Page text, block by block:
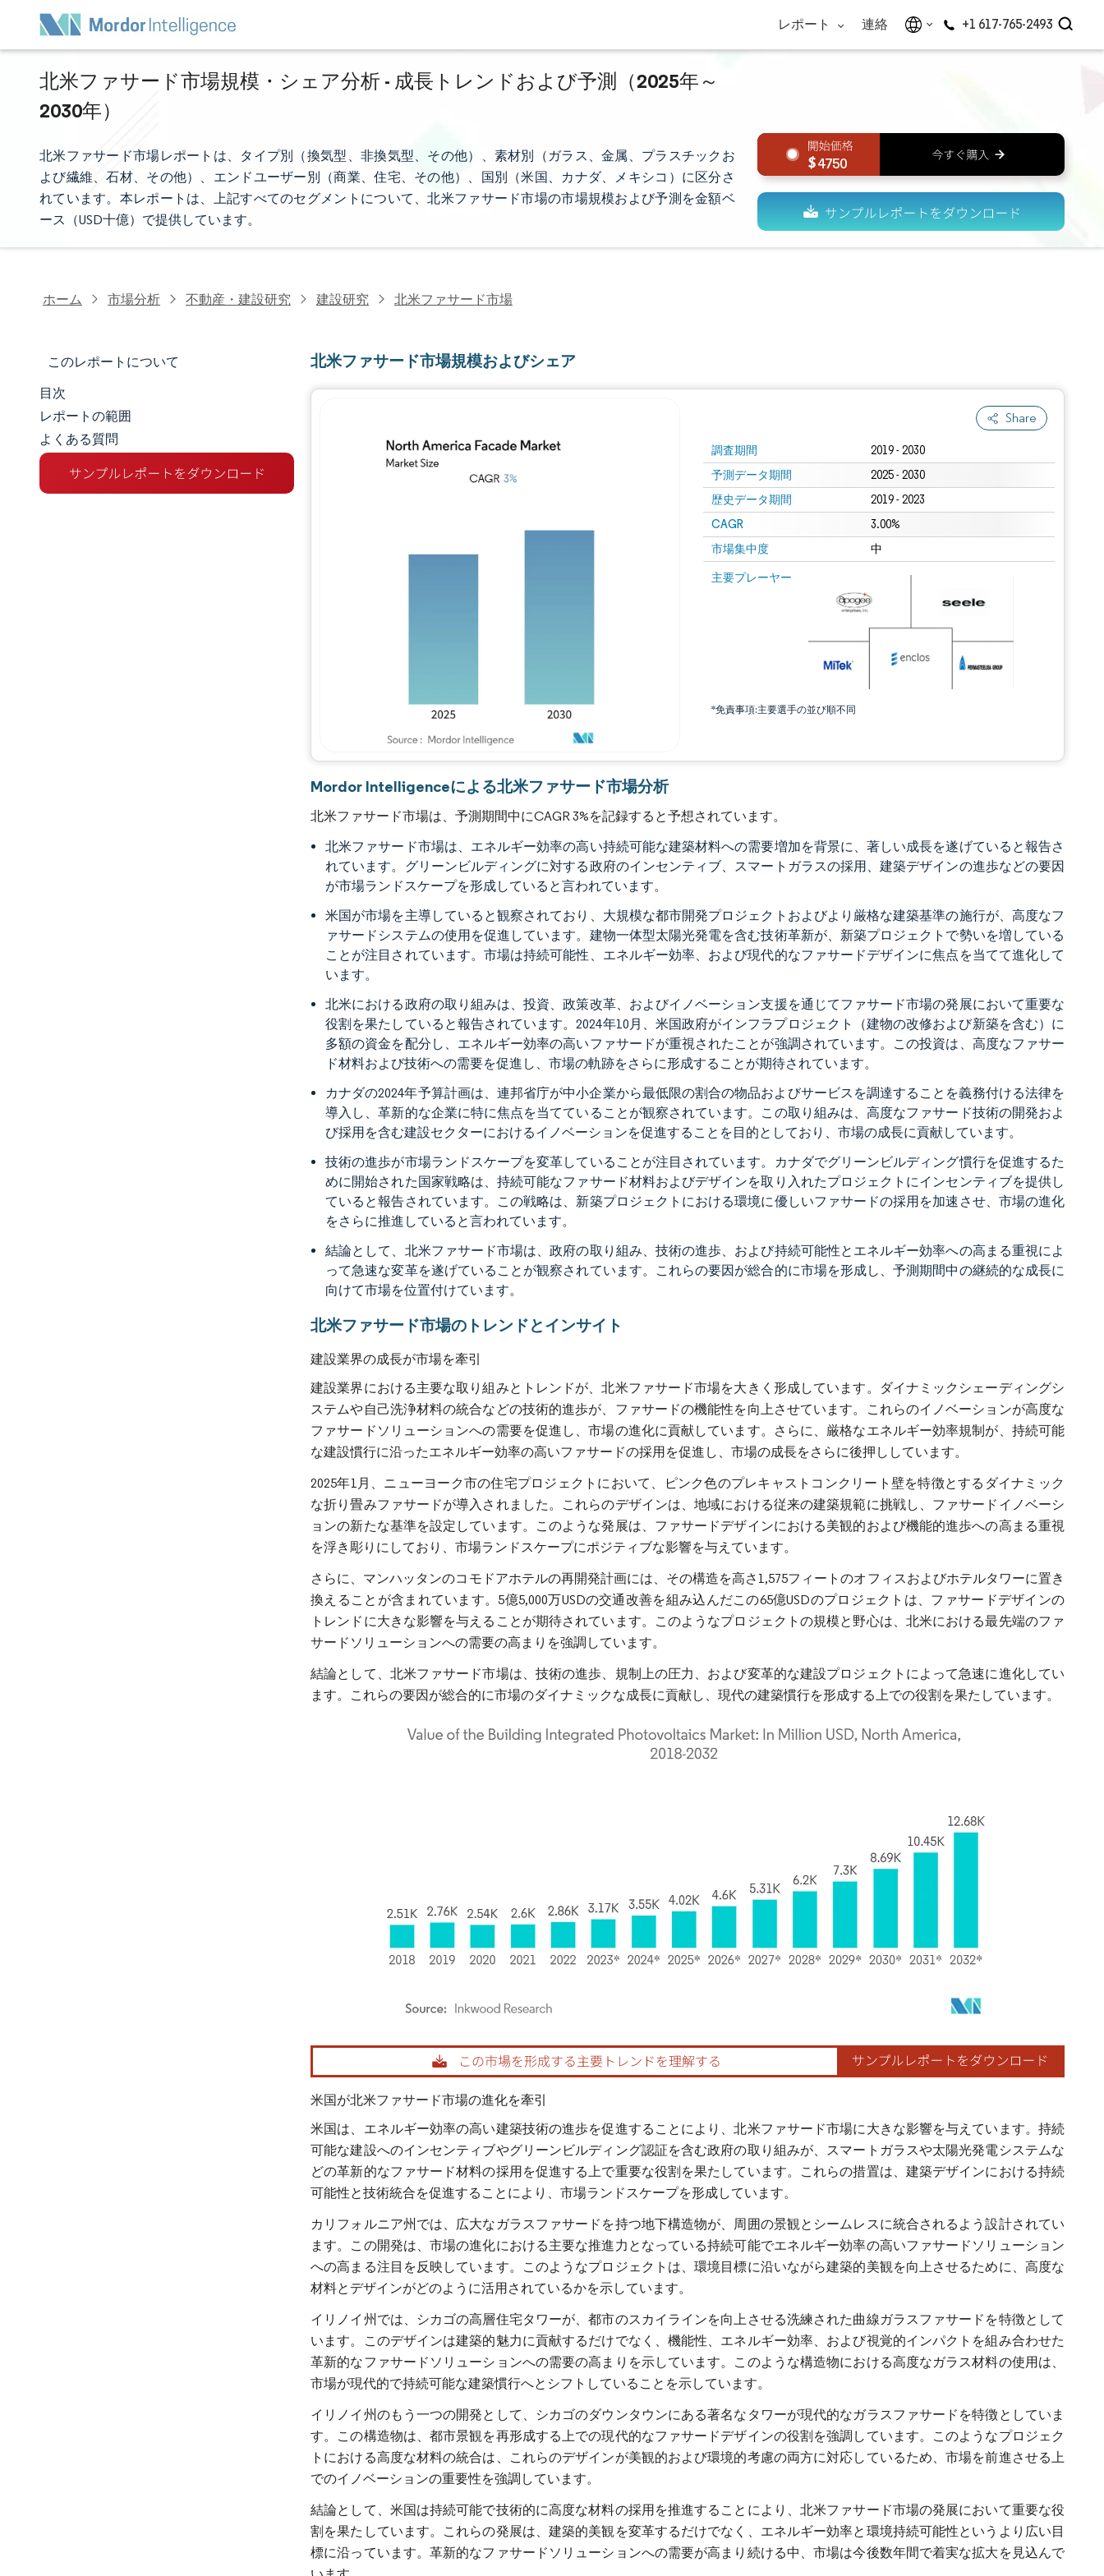
レポート 連絡 +1 617-765-2493
北米ファサード市場規模・シェア分析 - 成長トレンドおよび予測（2025年～
2030年）
北米ファサード市場レポートは、タイプ別（換気型、非換気型、その他）、素材別（ガラス、金属、プラスチックお
よび繊維、石材、その他）、エンドユーザー別（商業、住宅、その他）、国別（米国、カナダ、メキシコ）に区分さ
れています。本レポートは、上記すべてのセグメントについて、北米ファサード市場の市場規模および予測を金額ベ
ース（USD十億）で提供しています。
4750
ホーム 市場分析 不動産・建設研究 建設研究 北米ファサード市場
このレポートについて
マーケットスナップショット
市場概要
主な市場動向
目次
レポートの範囲
よくある質問
北米ファサード市場規模およびシェア
Share
調査期間 2019 - 2030
予測データ期間 2025 - 2030
歴史データ期間 2019 - 2023
CAGR 3.00%
市場集中度 中
主要プレーヤー
*免責事項:主要選手の並び順不同
Mordor Intelligenceによる北米ファサード市場分析
北米ファサード市場は、予測期間中にCAGR 3%を記録すると予想されています。
北米ファサード市場は、エネルギー効率の高い持続可能な建築材料への需要増加を背景に、著しい成長を遂げていると報告さ
れています。グリーンビルディングに対する政府のインセンティブ、スマートガラスの採用、建築デザインの進歩などの要因
が市場ランドスケープを形成していると言われています。
米国が市場を主導していると観察されており、大規模な都市開発プロジェクトおよびより厳格な建築基準の施行が、高度なフ
ァサードシステムの使用を促進しています。建物一体型太陽光発電を含む技術革新が、新築プロジェクトで勢いを増している
ことが注目されています。市場は持続可能性、エネルギー効率、および現代的なファサードデザインに焦点を当てて進化して
います。
北米における政府の取り組みは、投資、政策改革、およびイノベーション支援を通じてファサード市場の発展において重要な
役割を果たしていると報告されています。2024年10月、米国政府がインフラプロジェクト（建物の改修および新築を含む）に
多額の資金を配分し、エネルギー効率の高いファサードが重視されたことが強調されています。この投資は、高度なファサー
ド材料および技術への需要を促進し、市場の軌跡をさらに形成することが期待されています。
カナダの2024年予算計画は、連邦省庁が中小企業から最低限の割合の物品およびサービスを調達することを義務付ける法律を
導入し、革新的な企業に特に焦点を当てていることが観察されています。この取り組みは、高度なファサード技術の開発およ
び採用を含む建設セクターにおけるイノベーションを促進することを目的としており、市場の成長に貢献しています。
技術の進歩が市場ランドスケープを変革していることが注目されています。カナダでグリーンビルディング慣行を促進するた
めに開始された国家戦略は、持続可能なファサード材料およびデザインを取り入れたプロジェクトにインセンティブを提供し
ていると報告されています。この戦略は、新築プロジェクトにおける環境に優しいファサードの採用を加速させ、市場の進化
をさらに推進していると言われています。
結論として、北米ファサード市場は、政府の取り組み、技術の進歩、および持続可能性とエネルギー効率への高まる重視によ
って急速な変革を遂げていることが観察されています。これらの要因が総合的に市場を形成し、予測期間中の継続的な成長に
向けて市場を位置付けています。
北米ファサード市場のトレンドとインサイト
建設業界の成長が市場を牽引
建設業界における主要な取り組みとトレンドが、北米ファサード市場を大きく形成しています。ダイナミックシェーディングシ
ステムや自己洗浄材料の統合などの技術的進歩が、ファサードの機能性を向上させています。これらのイノベーションが高度な
ファサードソリューションへの需要を促進し、市場の進化に貢献しています。さらに、厳格なエネルギー効率規制が、持続可能
な建設慣行に沿ったエネルギー効率の高いファサードの採用を促進し、市場の成長をさらに後押ししています。
2025年1月、ニューヨーク市の住宅プロジェクトにおいて、ピンク色のプレキャストコンクリート壁を特徴とするダイナミック
な折り畳みファサードが導入されました。これらのデザインは、地域における従来の建築規範に挑戦し、ファサードイノベーシ
ョンの新たな基準を設定しています。このような発展は、ファサードデザインにおける美観的および機能的進歩への高まる重視
を浮き彫りにしており、市場ランドスケープにポジティブな影響を与えています。
さらに、マンハッタンのコモドアホテルの再開発計画には、その構造を高さ1,575フィートのオフィスおよびホテルタワーに置き
換えることが含まれています。5億5,000万USDの交通改善を組み込んだこの65億USDのプロジェクトは、ファサードデザインの
トレンドに大きな影響を与えることが期待されています。このようなプロジェクトの規模と野心は、北米における最先端のファ
サードソリューションへの需要の高まりを強調しています。
結論として、北米ファサード市場は、技術の進歩、規制上の圧力、および変革的な建設プロジェクトによって急速に進化してい
ます。これらの要因が総合的に市場のダイナミックな成長に貢献し、現代の建築慣行を形成する上での役割を果たしています。
画像 © Mordor Intelligence。再利用にはCC BY 4.0の表示が必要です。
米国が北米ファサード市場の進化を牽引
米国は、エネルギー効率の高い建築技術の進歩を促進することにより、北米ファサード市場に大きな影響を与えています。持続
可能な建設へのインセンティブやグリーンビルディング認証を含む政府の取り組みが、スマートガラスや太陽光発電システムな
どの革新的なファサード材料の採用を促進する上で重要な役割を果たしています。これらの措置は、建築デザインにおける持続
可能性と技術統合を促進することにより、市場ランドスケープを形成しています。
カリフォルニア州では、広大なガラスファサードを持つ地下構造物が、周囲の景観とシームレスに統合されるよう設計されてい
ます。この開発は、市場の進化における主要な推進力となっている持続可能でエネルギー効率の高いファサードソリューション
への高まる注目を反映しています。このようなプロジェクトは、環境目標に沿いながら建築的美観を向上させるために、高度な
材料とデザインがどのように活用されているかを示しています。
イリノイ州では、シカゴの高層住宅タワーが、都市のスカイラインを向上させる洗練された曲線ガラスファサードを特徴として
います。このデザインは建築的魅力に貢献するだけでなく、機能性、エネルギー効率、および視覚的インパクトを組み合わせた
革新的なファサードソリューションへの需要の高まりを示しています。このような構造物における高度なガラス材料の使用は、
市場が現代的で持続可能な建築慣行へとシフトしていることを示しています。
イリノイ州のもう一つの開発として、シカゴのダウンタウンにある著名なタワーが現代的なガラスファサードを特徴としていま
す。この構造物は、都市景観を再形成する上での現代的なファサードデザインの役割を強調しています。このようなプロジェク
トにおける高度な材料の統合は、これらのデザインが美観的および環境的考慮の両方に対応しているため、市場を前進させる上
でのイノベーションの重要性を強調しています。
結論として、米国は持続可能で技術的に高度な材料の採用を推進することにより、北米ファサード市場の発展において重要な役
割を果たしています。これらの発展は、建築的美観を変革するだけでなく、エネルギー効率と環境持続可能性というより広い目
標に沿っています。革新的なファサードソリューションへの需要が高まり続ける中、市場は今後数年間で着実な拡大を見込んで